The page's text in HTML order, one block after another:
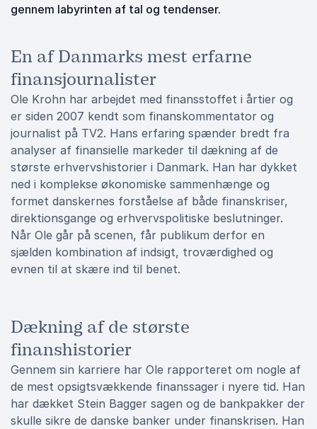
gennem labyrinten af tal og tendenser.
En af Danmarks mest erfarne
finansjournalister
Ole Krohn har arbejdet med finansstoffet i årtier og
er siden 2007 kendt som finanskommentator og
journalist på TV2. Hans erfaring spænder bredt fra
analyser af finansielle markeder til dækning af de
største erhvervshistorier i Danmark. Han har dykket
ned i komplekse økonomiske sammenhænge og
formet danskernes forståelse af både finanskriser,
direktionsgange og erhvervspolitiske beslutninger.
Når Ole går på scenen, får publikum derfor en
sjælden kombination af indsigt, troværdighed og
evnen til at skære ind til benet.
Dækning af de største
finanshistorier
Gennem sin karriere har Ole rapporteret om nogle af
de mest opsigtsvækkende finanssager i nyere tid. Han
har dækket Stein Bagger sagen og de bankpakker der
skulle sikre de danske banker under finanskrisen. Han